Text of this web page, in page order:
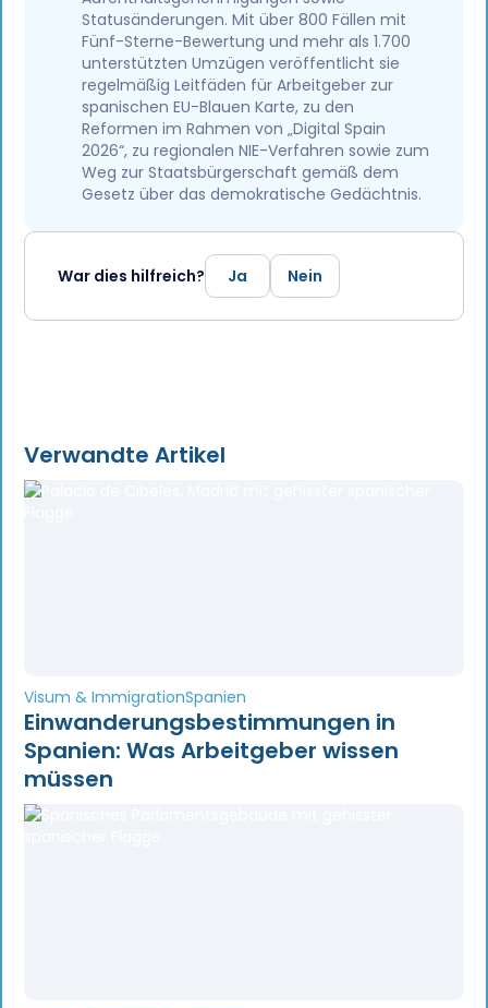
Statusänderungen. Mit über 800 Fällen mit
Fünf-Sterne-Bewertung und mehr als 1.700
unterstützten Umzügen veröffentlicht sie
regelmäßig Leitfäden für Arbeitgeber zur
spanischen EU-Blauen Karte, zu den
Reformen im Rahmen von „Digital Spain
2026“, zu regionalen NIE-Verfahren sowie zum
Weg zur Staatsbürgerschaft gemäß dem
Gesetz über das demokratische Gedächtnis.
War dies hilfreich? Ja Nein
Verwandte Artikel
Visum & ImmigrationSpanien
Einwanderungsbestimmungen in
Spanien: Was Arbeitgeber wissen
müssen